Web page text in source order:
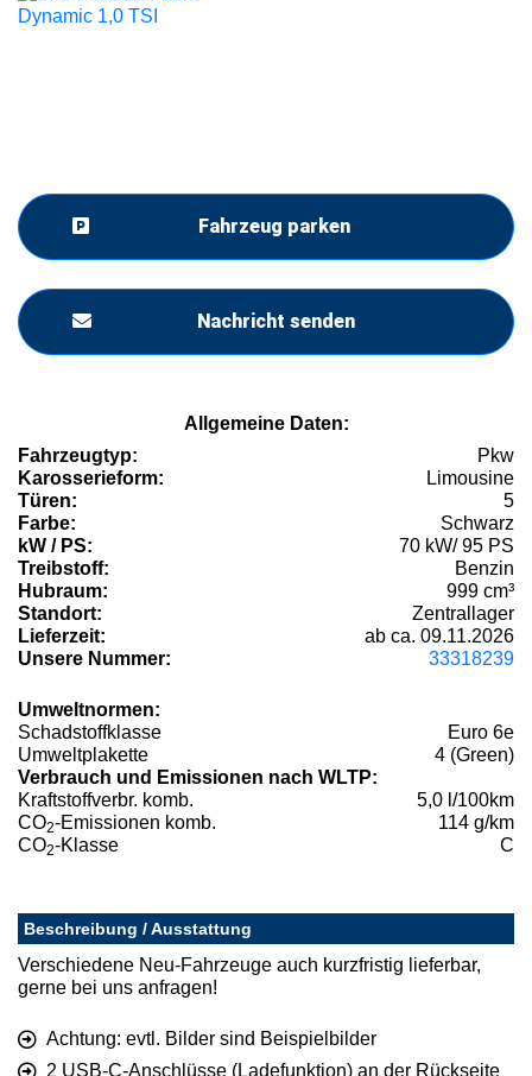
Fahrzeug parken
Nachricht senden
Allgemeine Daten:
Fahrzeugtyp:
Pkw
Karosserieform:
Limousine
Türen:
5
Farbe:
Schwarz
kW / PS:
70 kW/ 95 PS
Treibstoff:
Benzin
Hubraum:
999 cm³
Standort:
Zentrallager
Lieferzeit:
ab ca. 09.11.2026
Unsere Nummer:
33318239
Umweltnormen:
Schadstoffklasse
Euro 6e
Umweltplakette
4 (Green)
Verbrauch und Emissionen nach WLTP:
Kraftstoffverbr. komb.
5,0 l/100km
CO2-Emissionen komb.
114 g/km
CO2-Klasse C
Beschreibung / Ausstattung
Verschiedene Neu-Fahrzeuge auch kurzfristig lieferbar,
gerne bei uns anfragen!
Achtung: evtl. Bilder sind Beispielbilder
2 USB-C-Anschlüsse (Ladefunktion) an der Rückseite